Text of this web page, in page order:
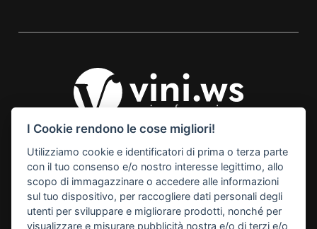
© 2026 Vini Webstore
Linkness
Via Miranese, 448, 30174
Mestre Venezia Italy
I Cookie rendono le cose migliori!
Utilizziamo cookie e identificatori di prima o terza parte
con il tuo consenso e/o nostro interesse legittimo, allo
scopo di immagazzinare o accedere alle informazioni
sul tuo dispositivo, per raccogliere dati personali degli
utenti per sviluppare e migliorare prodotti, nonché per
visualizzare e misurare pubblicità nostra e/o di terzi e/o